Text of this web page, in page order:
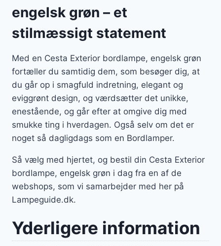
engelsk grøn – et
stilmæssigt statement
Med en Cesta Exterior bordlampe, engelsk grøn
fortæller du samtidig dem, som besøger dig, at
du går op i smagfuld indretning, elegant og
eviggrønt design, og værdsætter det unikke,
enestående, og går efter at omgive dig med
smukke ting i hverdagen. Også selv om det er
noget så dagligdags som en Bordlamper.
Så vælg med hjertet, og bestil din Cesta Exterior
bordlampe, engelsk grøn i dag fra en af de
webshops, som vi samarbejder med her på
Lampeguide.dk.
Yderligere information